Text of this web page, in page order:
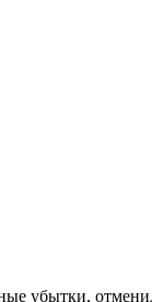
убытки,